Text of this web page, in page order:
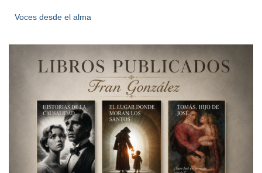
Voces desde el alma